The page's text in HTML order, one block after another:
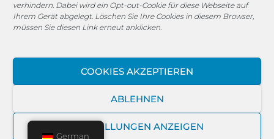
verhindern. Dabei wird ein Opt-out-Cookie für diese Webseite auf
Ihrem Gerät abgelegt. Löschen Sie Ihre Cookies in diesem Browser,
müssen Sie diesen Link erneut anklicken.
COOKIES AKZEPTIEREN
ABLEHNEN
EINSTELLUNGEN ANZEIGEN
Informationen bzw. durch die Nutzung fehlerhafter und
unvollständiger Informationen verursacht wurden, sind
grundsätzlich ausgeschlossen, sofern seitens des Autors
Verschulden vorliegt. Alle Angebote sind freibleibend und
unverbindlich. MEGASOFT® IT behält es sich ausdrücklich
vor, Teile der Seiten oder das gesamte Angebot ohne
gesonderte Ankündigung zu verändern, zu ergänzen, zu
löschen oder die Veröffentlichung zeitweise oder endgültig
einzustellen.
German